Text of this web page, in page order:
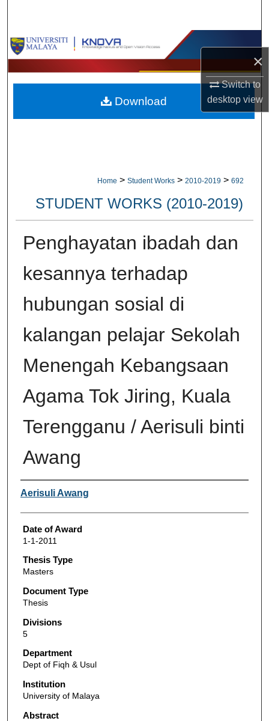
×
Switch to
desktopview
Browse Collections
My Account
About
Home > Student Works > 2010-2019 > 692
STUDENT WORKS (2010-2019)
Penghayatan ibadah dan
kesannya terhadap
hubungan sosial di
kalangan pelajar Sekolah
Menengah Kebangsaan
Agama Tok Jiring, Kuala
Terengganu / Aerisuli binti
Awang
Author
Aerisuli Awang
Date of Award
1-1-2011
Thesis Type
Masters
Document Type
Thesis
Divisions
5
Department
Dept of Fiqh & Usul
Institution
University of Malaya
Abstract
Download